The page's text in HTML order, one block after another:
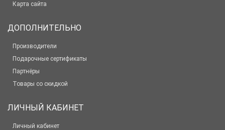
Карта сайта
ДОПОЛНИТЕЛЬНО
Производители
Подарочные сертификаты
Партнёры
Товары со скидкой
ЛИЧНЫЙ КАБИНЕТ
Личный кабинет